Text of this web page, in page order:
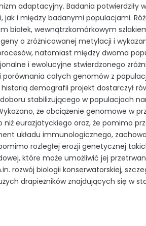
adaptacyjny. Badania potwierdziły
jak i między badanymi populacjami.
białek, wewnątrzkomórkowym
o zróżnicowanej metylacji i
natomiast między dwoma
i ewolucyjne stwierdzonego
porównania całych genomów z
demografii projekt dostarczył
stabilizującego w populacjach
że obciążenie genomowe w
niż eurazjatyckiego oraz, że pomimo
układu immunologicznego,
rozległej erozji genetycznej
które może umożliwić jej
rozwój biologii konserwatorskiej,
drapieżników znajdujących się w